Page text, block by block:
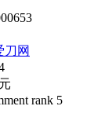
刀网